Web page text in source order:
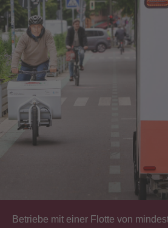
Betriebe mit einer Flotte von